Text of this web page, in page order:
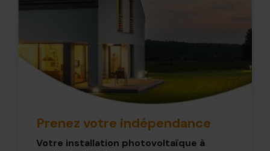
Prenez votre indépendance
Votre installation photovoltaïque à